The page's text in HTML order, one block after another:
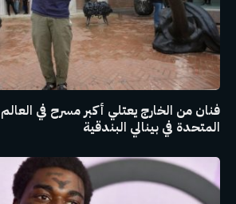
فنان من الخارج يعتلي أكبر مسرح في
المتحدة في بينالي البندقية